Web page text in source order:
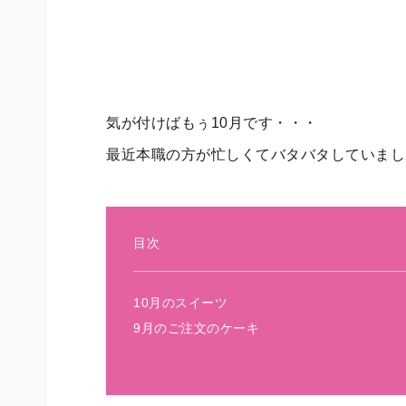
気が付けばもぅ10月です・・・
最近本職の方が忙しくてバタバタしていま
目次
10月のスイーツ
9月のご注文のケーキ